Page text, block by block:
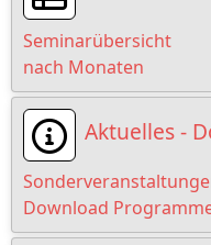
Loading
Loading
Loading
Seminarübersicht
nach Monaten
Aktuelles -
Download